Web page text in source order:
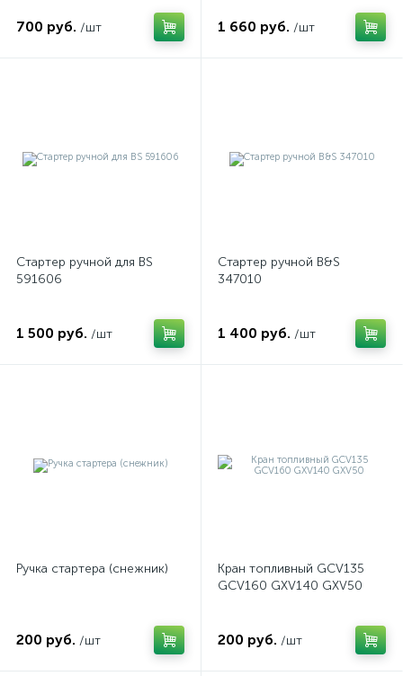
700 руб. /шт 1 660 руб. /шт
Стартер ручной для BS
591606
1 500 руб. /шт
Cтартер ручной B&S
347010
1 400 руб. /шт
Ручка стартера (снежник)
200 руб. /шт
Кран топливный GCV135
GCV160 GXV140 GXV50
200 руб. /шт